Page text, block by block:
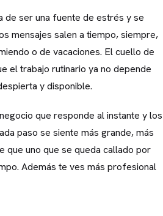
de ser una fuente de estrés y se
mensajes salen a tiempo, siempre,
o de vacaciones. El cuello de
el trabajo rutinario ya no depende
y disponible.
que responde al instante y los
paso se siente más grande, más
que uno que se queda callado por
Además te ves más profesional